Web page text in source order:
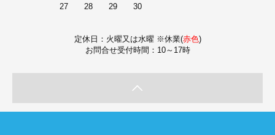
27 28 29 30
定休日：火曜又は水曜 ※休業(赤色)
お問合せ受付時間：10～17時